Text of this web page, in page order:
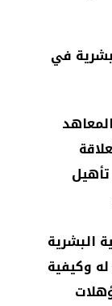
في
البشرية
وكيفية